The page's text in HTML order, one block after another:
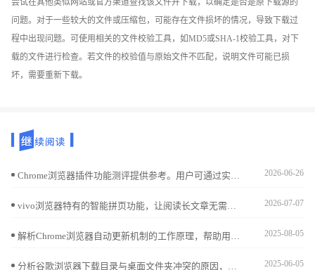
尝试在其他类似网站或官方渠道查找该文件并下载，以确定是否是原下载源的
问题。对于一些较大的文件或压缩包，可能存在文件损坏的情况，导致下载过
程中出现问题。可使用相关的文件校验工具，如MD5或SHA-1校验工具，对下
载的文件进行检查。若文件的校验值与原始文件不匹配，说明文件可能已损
坏，需要重新下载。
Chrome浏览器插件功能测评提供参考。用户可通过实操分享了解插件性能和使用技巧，优化扩展功能，提高浏览器操作效率。 2026-06-26
vivo浏览器特有的智能拼页功能，让阅读长文章无需反复加载。本指南演示如何开启该功能，实现页面自动衔接，为您提供流畅、沉浸式的网页内容获取体验，显著降低翻页干扰，提升移动阅读质量。 2026-07-07
解析Chrome浏览器自动更新机制的工作原理，帮助用户理解更新流程，确保浏览器及时更新，保障功能安全和性能稳定。 2025-08-05
分析谷歌浏览器下载目录与桌面文件夹冲突的原因，提供修改下载路径和调整文件夹权限的有效解决方案，避免文件存储冲突。 2025-06-05